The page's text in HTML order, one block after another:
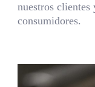
nuestros clientes
consumidores.